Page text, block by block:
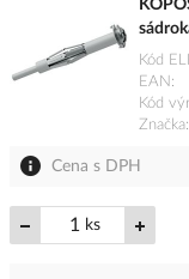
Kód
EAN
Kód
Značka
Cena s DPH
ks